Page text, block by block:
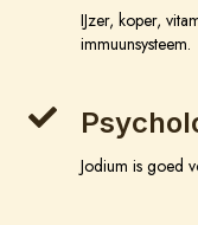
IJzer, koper,
immuunsysteem.
Jodium is goed